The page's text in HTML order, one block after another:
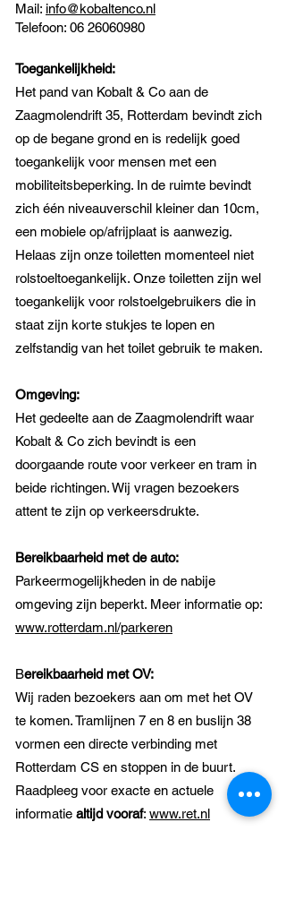
Mail: info@kobaltenco.nl
Telefoon: 06 26060980
Toegankelijkheid:
Het pand van Kobalt & Co aan de
Zaagmolendrift 35, Rotterdam bevindt zich
op de begane grond en is redelijk goed
toegankelijk voor mensen met een
mobiliteitsbeperking. In de ruimte bevindt
zich één niveauverschil kleiner dan 10cm,
een mobiele op/afrijplaat is aanwezig.
Helaas zijn onze toiletten momenteel niet
rolstoeltoegankelijk. Onze toiletten zijn wel
toegankelijk voor rolstoelgebruikers die in
staat zijn korte stukjes te lopen en
zelfstandig van het toilet gebruik te maken.
Omgeving:
Het gedeelte aan de Zaagmolendrift waar
Kobalt & Co zich bevindt is een
doorgaande route voor verkeer en tram in
beide richtingen. Wij vragen bezoekers
attent te zijn op verkeersdrukte.
Bereikbaarheid met de auto:
Parkeermogelijkheden in de nabije
omgeving zijn beperkt. Meer informatie op:
www.rotterdam.nl/parkeren
Bereikbaarheid met OV:
Wij raden bezoekers aan om met het OV
te komen. Tramlijnen 7 en 8 en buslijn 38
vormen een directe verbinding met
Rotterdam CS en stoppen in de buurt.
Raadpleeg voor exacte en actuele
informatie altijd vooraf: www.ret.nl